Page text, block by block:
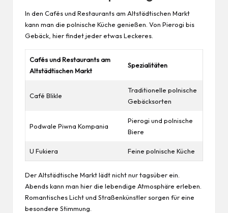
In den Cafés und Restaurants am Altstädtischen Markt
kann man die polnische Küche genießen. Von Pierogi bis
Gebäck, hier findet jeder etwas Leckeres.
Cafés und Restaurants am
Altstädtischen Markt
Spezialitäten
Café Blikle
Traditionelle polnische
Gebäcksorten
Podwale Piwna Kompania
Pierogi und polnische
Biere
U Fukiera Feine polnische Küche
Der Altstädtische Markt lädt nicht nur tagsüber ein.
Abends kann man hier die lebendige Atmosphäre erleben.
Romantisches Licht und Straßenkünstler sorgen für eine
besondere Stimmung.